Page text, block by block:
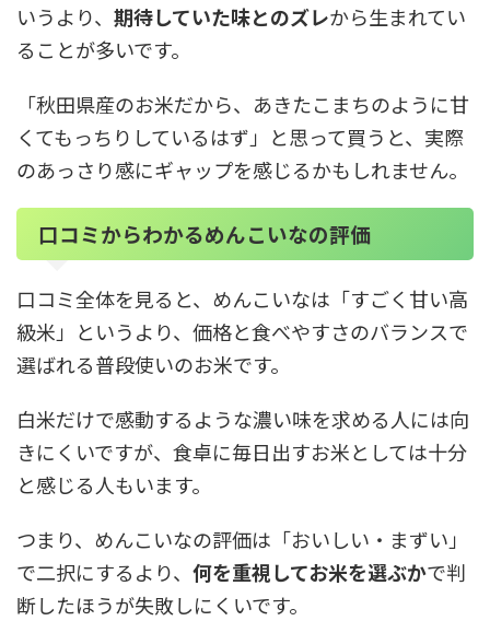
いうより、 期待していた味とのズレから生まれてい
ることが多いです。
「秋田県産のお米だから、あきたこまちのように甘
くてもっちりしているはず」と思って買うと、実際
のあっさり感にギャップを感じるかもしれません。
口コミからわかるめんこいなの評価
口コミ全体を見ると、めんこいなは「すごく甘い高
級米」というより、価格と食べやすさのバランスで
選ばれる普段使いのお米です。
白米だけで感動するような濃い味を求める人には向
きにくいですが、食卓に毎日出すお米としては十分
と感じる人もいます。
つまり、めんこいなの評価は「おいしい・まずい」
で二択にするより、 何を重視してお米を選ぶかで判
断したほうが失敗しにくいです。